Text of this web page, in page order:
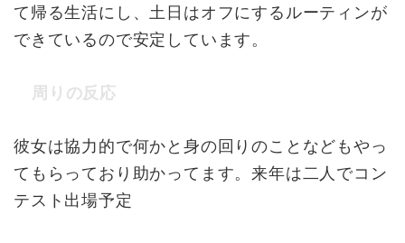
て帰る生活にし、土日はオフにするルーティンが
できているので安定しています。
周りの反応
彼女は協力的で何かと身の回りのことなどもやっ
てもらっており助かってます。来年は二人でコン
テスト出場予定